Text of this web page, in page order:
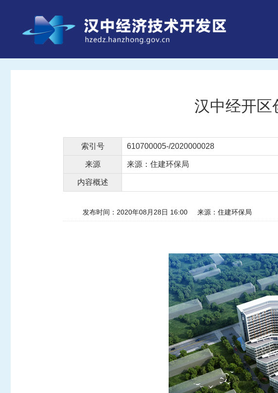
汉中经开区
索引号 610700005-/2020000028
来源 来源：住建环保局
内容概述
发布时间：2020年08月28日 16:00 来源：住建环保局